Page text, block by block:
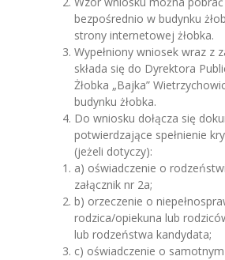
bezpośrednio w budynku
strony internetowej żłobka.
Wypełniony wniosek wraz z
składa się do Dyrektora
Żłobka „Bajka”
budynku żłobka.
Do wniosku dołącza się
potwierdzające spełnienie
(jeżeli dotyczy):
a) oświadczenie o
załącznik nr 2a;
b) orzeczenie o
rodzica/opiekuna lub
lub rodzeństwa kandydata;
c) oświadczenie o samotnym